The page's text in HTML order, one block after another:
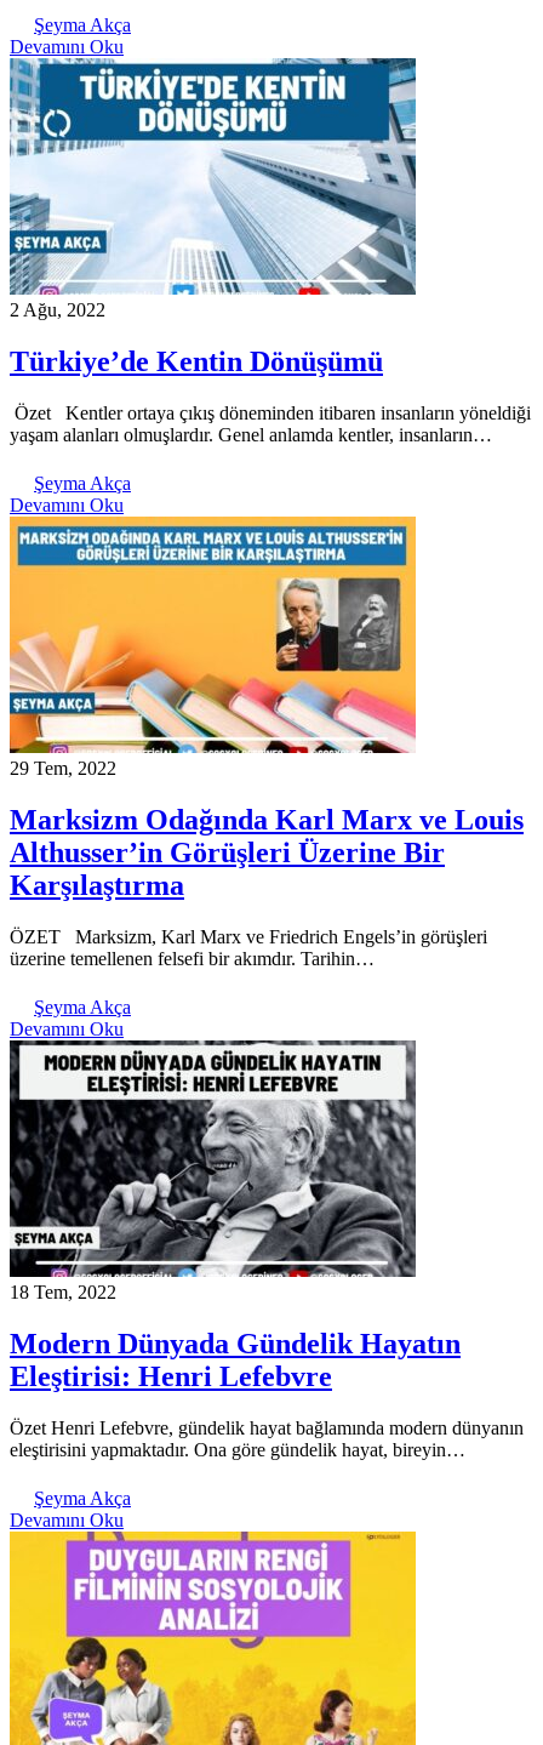
Şeyma Akça
Devamını Oku
2 Ağu, 2022
Türkiye’de Kentin Dönüşümü
Özet Kentler ortaya çıkış döneminden itibaren insanların yöneldiği
yaşam alanları olmuşlardır. Genel anlamda kentler, insanların…
Şeyma Akça
Devamını Oku
29 Tem, 2022
Marksizm Odağında Karl Marx ve Louis
Althusser’in Görüşleri Üzerine Bir
Karşılaştırma
ÖZET Marksizm, Karl Marx ve Friedrich Engels’in görüşleri
üzerine temellenen felsefi bir akımdır. Tarihin…
Şeyma Akça
Devamını Oku
18 Tem, 2022
Modern Dünyada Gündelik Hayatın
Eleştirisi: Henri Lefebvre
Özet Henri Lefebvre, gündelik hayat bağlamında modern dünyanın
eleştirisini yapmaktadır. Ona göre gündelik hayat, bireyin…
Şeyma Akça
Devamını Oku